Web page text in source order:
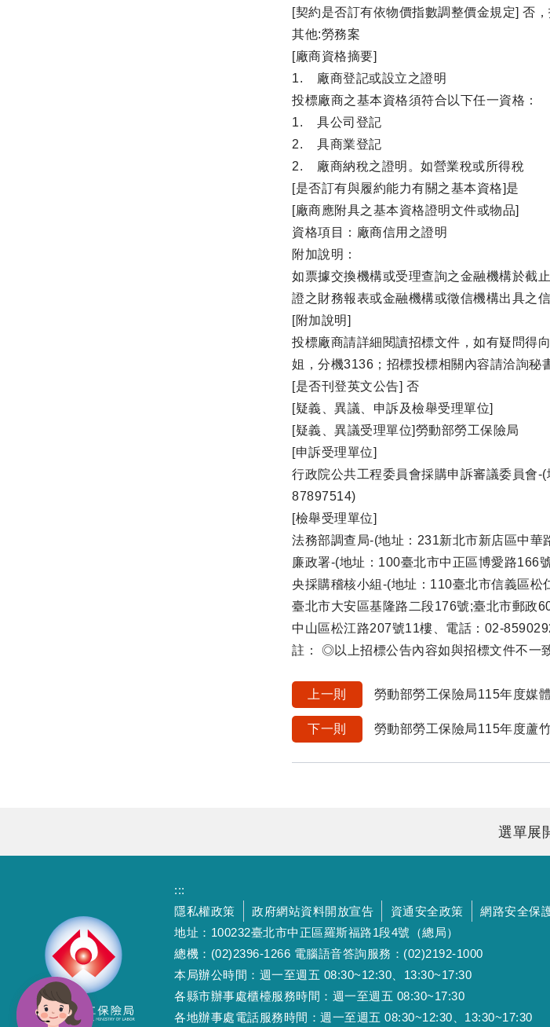
[契約是否訂有依物價指數調整價金規定] 否
其他:勞務案
[廠商資格摘要]
1. 廠商登記或設立之證明
投標廠商之基本資格須符合以下任一資格：
1. 具公司登記
2. 具商業登記
2. 廠商納稅之證明。如營業稅或所得稅
[是否訂有與履約能力有關之基本資格]是
[廠商應附具之基本資格證明文件或物品]
資格項目：廠商信用之證明
附加說明：
如票據交換機構或受理查詢之金融機構於截
證之財務報表或金融機構或徵信機構出具之
[附加說明]
投標廠商請詳細閱讀招標文件，如有疑問得
姐，分機3136；招標投標相關內容請洽詢秘
[是否刊登英文公告] 否
[疑義、異議、申訴及檢舉受理單位]
[疑義、異議受理單位]勞動部勞工保險局
[申訴受理單位]
行政院公共工程委員會採購申訴審議委員會
87897514)
[檢舉受理單位]
法務部調查局-(地址：231新北市新店區中
廉政署-(地址：100臺北市中正區博愛路166
央採購稽核小組-(地址：110臺北市信義區
臺北市大安區基隆路二段176號;臺北市郵政
中山區松江路207號11樓、電話：02-
註： ◎以上招標公告內容如與招標文件不一
上一則 勞動部勞工保險局115年度媒
下一則 勞動部勞工保險局115年度蘆
選單展
:::
隱私權政策
政府網站資料開放宣告 資通安全政策 網路安全保
地址：100232臺北市中正區羅斯福路1段4號（總局）
總機：(02)2396-1266 電腦語音答詢服務：(02)2192-1000
本局辦公時間：週一至週五 08:30~12:30、13:30~17:30
各縣市辦事處櫃檯服務時間：週一至週五 08:30~17:30
各地辦事處電話服務時間：週一至週五 08:30~12:30、13:30~17:30